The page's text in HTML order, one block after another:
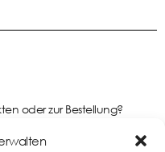
oder zur Bestellung?